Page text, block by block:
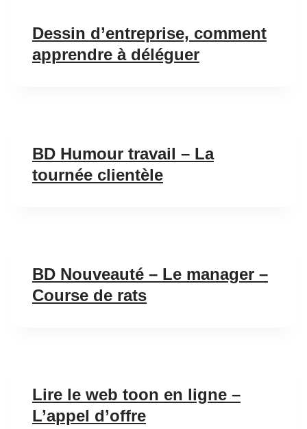
Dessin d’entreprise, comment
apprendre à déléguer
BD Humour travail – La
tournée clientèle
BD Nouveauté – Le manager –
Course de rats
Lire le web toon en ligne –
L’appel d’offre